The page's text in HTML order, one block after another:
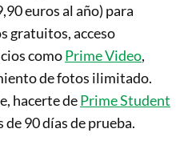
euros al año) para
gratuitos, acceso
comoPrime Video,
de fotos ilimitado.
hacerte dePrime Student
90 días de prueba.